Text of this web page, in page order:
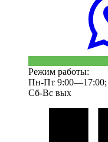
Режим работы:
Пн-Пт 9:00—17:00;
Сб-Вс вых